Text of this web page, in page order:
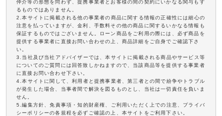
仲介等の形態を問わず、提携事業者とお客様の間の契約にいかなる関与もす
るものではありません。
2.本サイトに掲載される他の事業者の商品に関する情報の正確性には細心の
注意を払っていますが、金利、手数料その他の商品に関するいかなる情報も
保証するものではございません。ローン商品をご利用の際には、必ず商品を
提供する事業者に直接お問い合わせの上、商品詳細をご自身でご確認下さ
い。
3.当社及び当社アドバイザーでは、本サイトに掲載される商品やサービス等
についてのご質問には回答致しかねますので、当該商品等を提供する事業者
に直接お問い合わせ下さい。
4.本サイトに関して、利用者と提携事業者、第三者との間で紛争やトラブル
が発生した場合、当事者間で解決を図るものとし、当社は一切責任を負いま
せん。
5.編集方針、免責事項・知的財産権、ご利用いただく上での注意、プライバ
シーポリシーの各規程を必ずご確認の上、本サイトをご利用下さい。